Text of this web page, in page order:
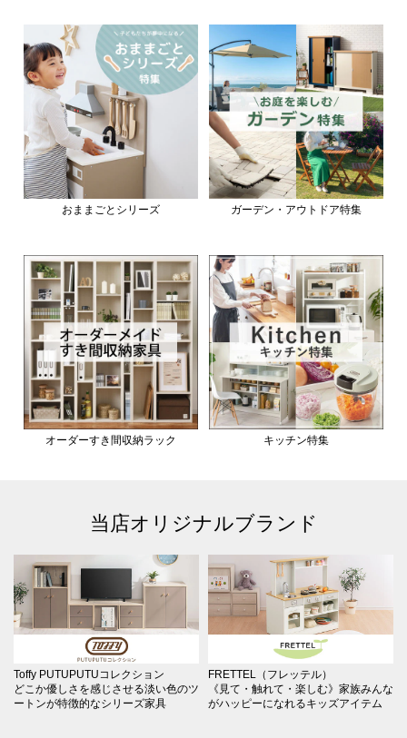
おままごとシリーズ ガーデン・アウトドア特集
オーダーすき間収納ラック キッチン特集
当店オリジナルブランド
Toffy PUTUPUTUコレクション
どこか優しさを感じさせる淡い色のツ
ートンが特徴的なシリーズ家具
FRETTEL（フレッテル）
《見て・触れて・楽しむ》家族みんな
がハッピーになれるキッズアイテム